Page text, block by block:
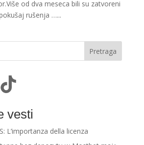
od dva meseca bili su zatvoreni
rušenja …...
Pretraga
TikTok
vesti
L’importanza della licenza